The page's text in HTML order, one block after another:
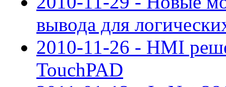
вывода для
2010-11-26 - HMI
TouchPAD